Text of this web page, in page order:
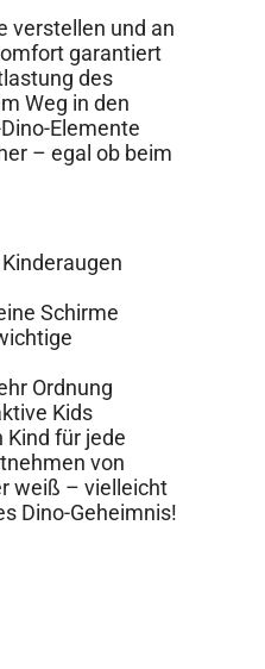
verstellen und an
garantiert
des
Weg in den
Elemente
– egal ob beim
Schirme
Ordnung
Kids
Kind für jede
von
weiß – vielleicht
Dino-Geheimnis!